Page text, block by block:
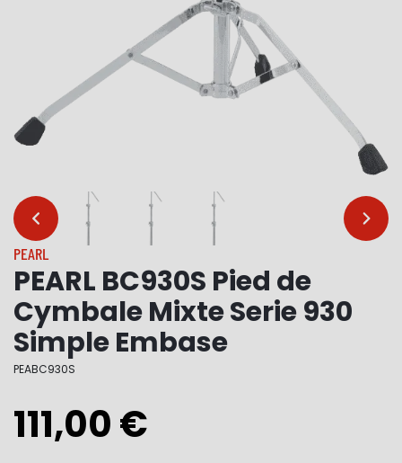
… …
PEARL
PEARL BC930S Pied de
Cymbale Mixte Serie 930
Simple Embase
PEABC930S
111,00 €